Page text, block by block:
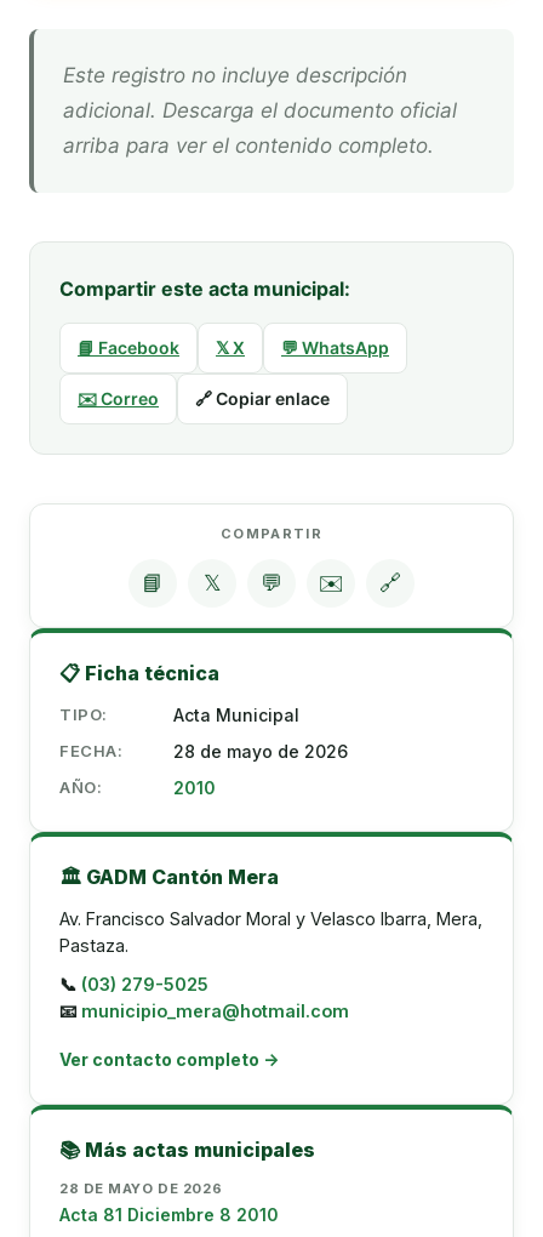
Este registro no incluye descripción
adicional. Descarga el documento oficial
arriba para ver el contenido completo.
Compartir este acta municipal:
📘 Facebook 𝕏 X 💬 WhatsApp
✉️ Correo 🔗 Copiar enlace
COMPARTIR
📘 𝕏 💬 ✉️ 🔗
📋 Ficha técnica
TIPO: Acta Municipal
FECHA: 28 de mayo de 2026
AÑO: 2010
🏛️ GADM Cantón Mera
Av. Francisco Salvador Moral y Velasco Ibarra, Mera,
Pastaza.
📞 (03) 279-5025
📧 municipio_mera@hotmail.com
Ver contacto completo →
📚 Más actas municipales
28 DE MAYO DE 2026
Acta 81 Diciembre 8 2010